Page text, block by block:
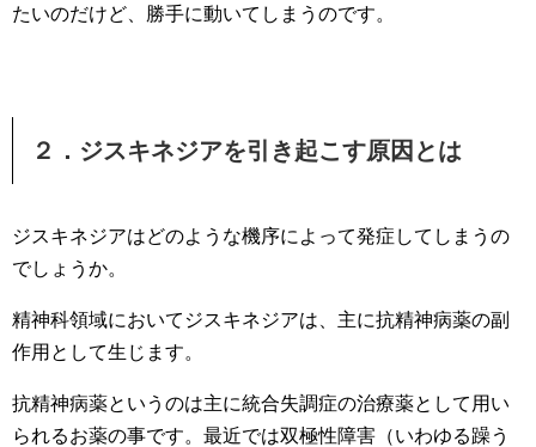
たいのだけど、勝手に動いてしまうのです。
２．ジスキネジアを引き起こす原因とは
ジスキネジアはどのような機序によって発症してしまうの
でしょうか。
精神科領域においてジスキネジアは、主に抗精神病薬の副
作用として生じます。
抗精神病薬というのは主に統合失調症の治療薬として用い
られるお薬の事です。最近では双極性障害（いわゆる躁う